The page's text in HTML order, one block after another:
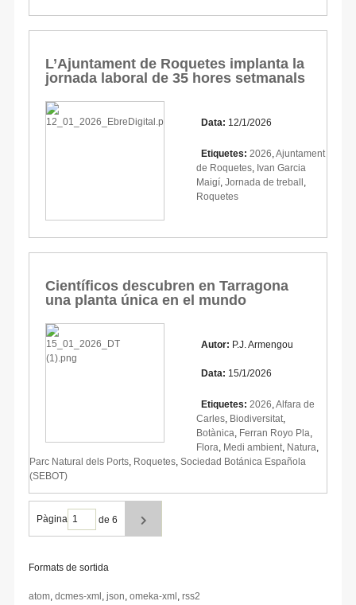
L’Ajuntament de Roquetes implanta la
jornada laboral de 35 hores setmanals
Data: 12/1/2026
Etiquetes: 2026 Ajuntament
de Roquetes Ivan Garcia
Maigí Jornada de treball
Roquetes
Científicos descubren en Tarragona
una planta única en el mundo
Autor: P.J. Armengou
Data: 15/1/2026
Etiquetes: 2026 Alfara de
Carles Biodiversitat
Botànica Ferran Royo Pla
Flora Medi ambient Natura
Parc Natural dels Ports Roquetes Sociedad Botánica Española
(SEBOT)
Pàgina de 6
Formats de sortida
atom dcmes-xml json omeka-xml rss2